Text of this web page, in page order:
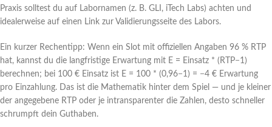
Praxis solltest du auf Labornamen (z. B. GLI, iTech Labs) achten und
idealerweise auf einen Link zur Validierungsseite des Labors.
Ein kurzer Rechentipp: Wenn ein Slot mit offiziellen Angaben 96 % RTP
hat, kannst du die langfristige Erwartung mit E = Einsatz * (RTP−1)
berechnen; bei 100 € Einsatz ist E = 100 * (0,96−1) = −4 € Erwartung
pro Einzahlung. Das ist die Mathematik hinter dem Spiel — und je kleiner
der angegebene RTP oder je intransparenter die Zahlen, desto schneller
schrumpft dein Guthaben.